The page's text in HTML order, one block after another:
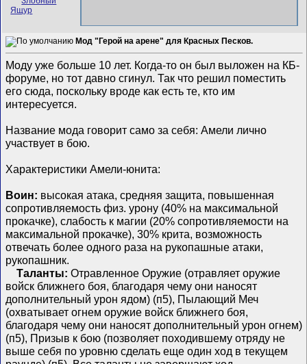
Мод "Герой на арене" для Красных Песков.
Моду уже больше 10 лет. Когда-то он был выложен на КБ-
форуме, но тот давно сгинул. Так что решил поместить
его сюда, поскольку вроде как есть те, кто им
интересуется.
Название мода говорит само за себя: Амели лично
участвует в бою.
Характеристики Амели-юнита:
Воин: высокая атака, средняя защита, повышенная
сопротивляемость физ. урону (40% на максимальной
прокачке), слабость к магии (20% сопротивляемости на
максимальной прокачке), 30% крита, возможность
отвечать более одного раза на рукопашные атаки,
рукопашник.
Таланты: Отравленное Оружие (отравляет оружие
войск ближнего боя, благодаря чему они наносят
дополнительный урон ядом) (п5), Пылающий Меч
(охватывает огнем оружие войск ближнего боя,
благодаря чему они наносят дополнительный урон огнем)
(п5), Призыв к бою (позволяет походившему отряду не
выше себя по уровню сделать еще один ход в текущем